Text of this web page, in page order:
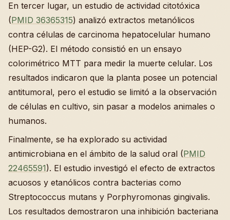
En tercer lugar, un estudio de actividad citotóxica
(PMID 36365315) analizó extractos metanólicos
contra células de carcinoma hepatocelular humano
(HEP-G2). El método consistió en un ensayo
colorimétrico MTT para medir la muerte celular. Los
resultados indicaron que la planta posee un potencial
antitumoral, pero el estudio se limitó a la observación
de células en cultivo, sin pasar a modelos animales o
humanos.
Finalmente, se ha explorado su actividad
antimicrobiana en el ámbito de la salud oral (PMID
22465591). El estudio investigó el efecto de extractos
acuosos y etanólicos contra bacterias como
Streptococcus mutans y Porphyromonas gingivalis.
Los resultados demostraron una inhibición bacteriana